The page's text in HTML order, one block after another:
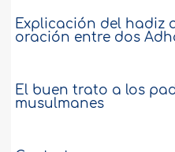
Explicación del hadiz
oración entre dos
El buen trato a los
musulmanes